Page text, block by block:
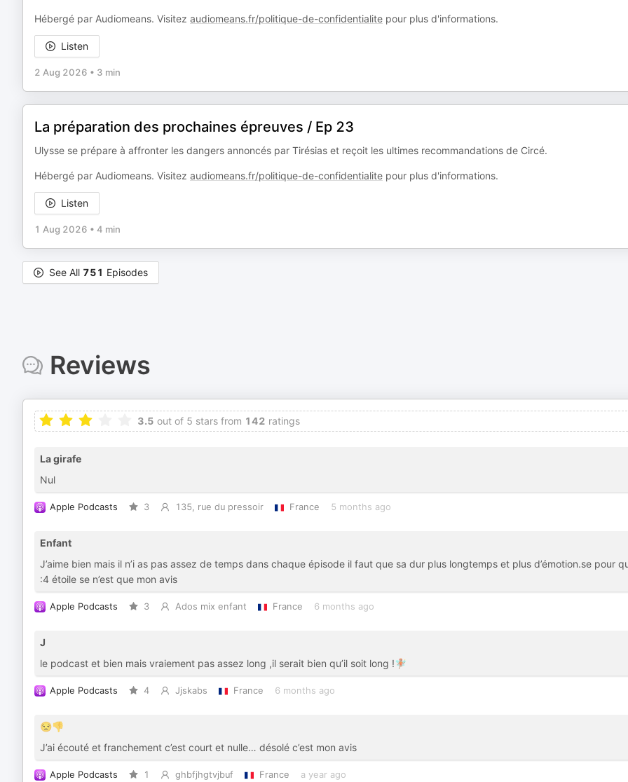
Hébergé par Audiomeans. Visitez audiomeans.fr/politique-de-confidentialite pour plus d'informations.
Listen
2 Aug 2026 • 3 min
La préparation des prochaines épreuves / Ep 23
Ulysse se prépare à affronter les dangers annoncés par Tirésias et reçoit les ultimes recommandations de Circé.
Hébergé par Audiomeans. Visitez audiomeans.fr/politique-de-confidentialite pour plus d'informations.
Listen
1 Aug 2026 • 4 min
See All 751 Episodes
Reviews
3.5 out of 5 stars from 142 ratings
La girafe
Nul
Apple Podcasts 3 135, rue du pressoir France 5 months ago
Enfant
J’aime bien mais il n’i as pas assez de temps dans chaque épisode il faut que sa dur plus longtemps et plus d’émotion.se pour
:4 étoile se n’est que mon avis
Apple Podcasts 3 Ados mix enfant France 6 months ago
J
le podcast et bien mais vraiement pas assez long ,il serait bien qu’il soit long !🧚🏽
Apple Podcasts 4 Jjskabs France 6 months ago
😒👎
J’ai écouté et franchement c’est court et nulle… désolé c’est mon avis
Apple Podcasts 1 ghbfjhgtvjbuf France a year ago